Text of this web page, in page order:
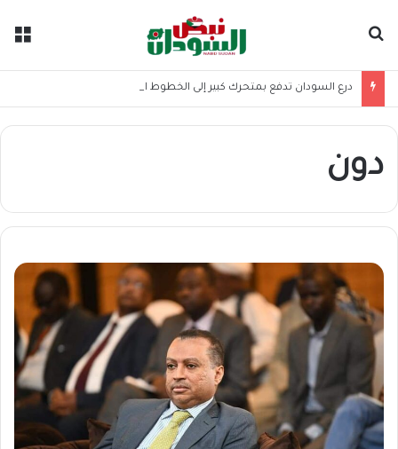
درع السودان تدفع بمتحرك كبير إلى الخطوط الأمامية
دون